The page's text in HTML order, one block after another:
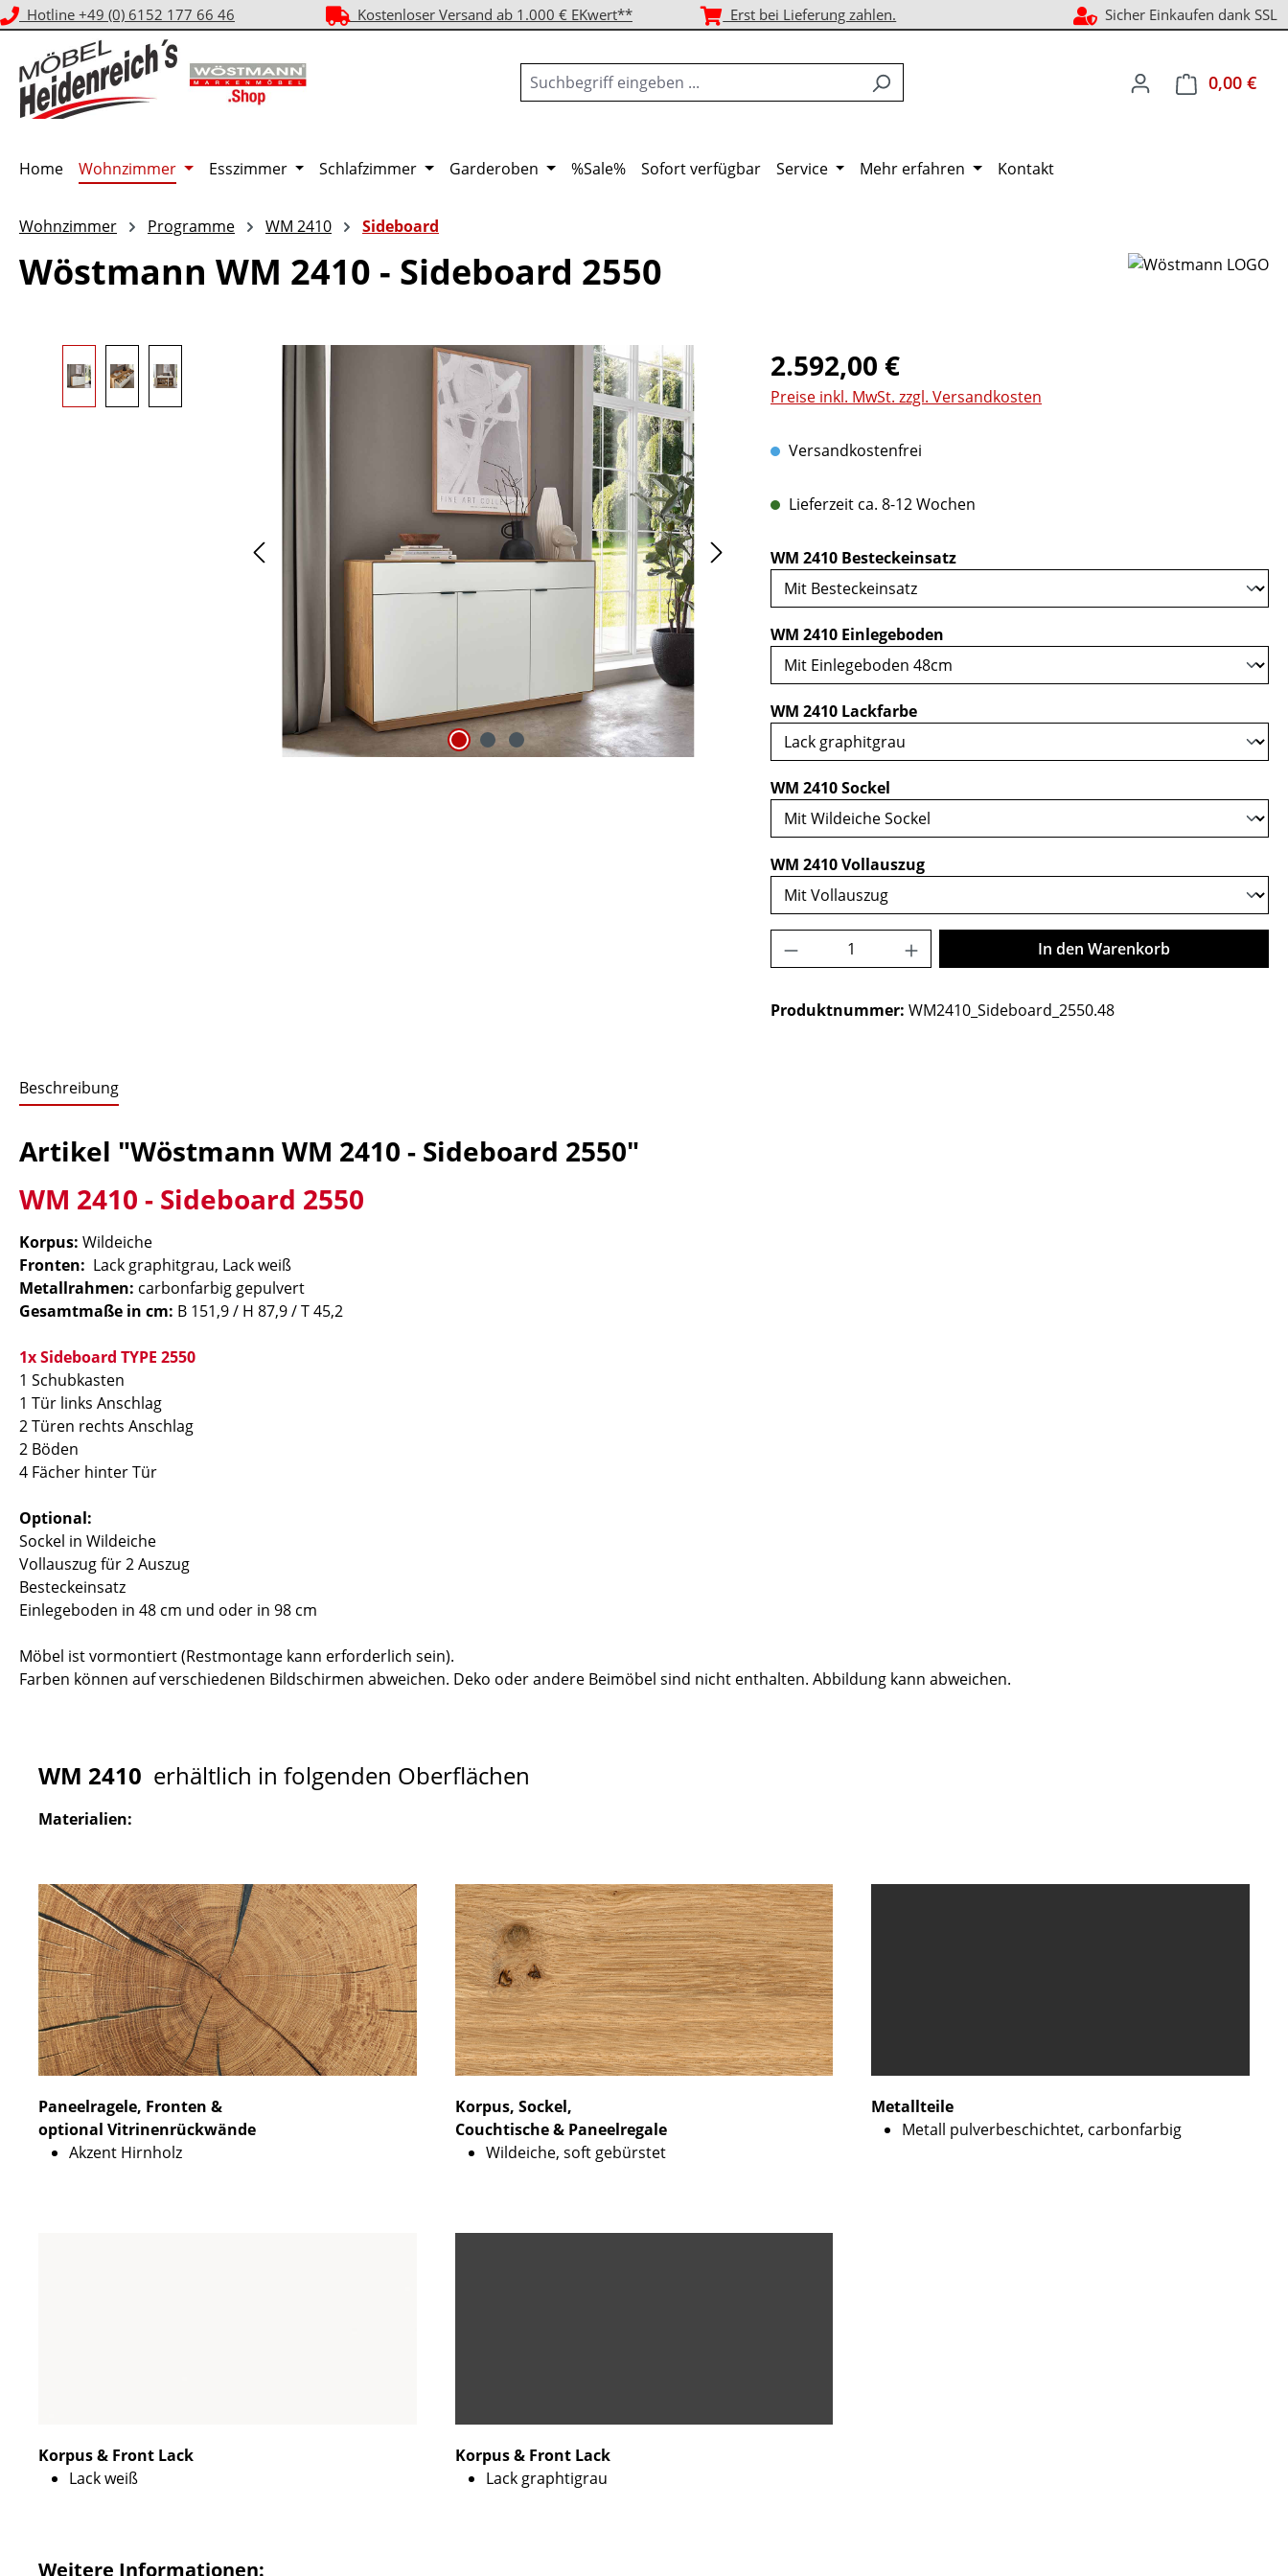
Hauptinhalt springen
Zur Suche springen
Zur Hauptnavigation springen
Hotline +49 (0) 6152 177 66 46 Kostenloser Versand ab 1.000 € EKwert** Erst bei Lieferung zahlen. Sicher Einkaufen dank SSL
0,00 €
Home Wohnzimmer Esszimmer Schlafzimmer Garderoben %Sale% Sofort verfügbar Service Mehr erfahren Kontakt
Wohnzimmer Programme WM 2410 Sideboard
Wöstmann WM 2410 - Sideboard 2550
Regulärer Preis:
2.592,00 €
Preise inkl. MwSt. zzgl. Versandkosten
Versandkostenfrei
Lieferzeit ca. 8-12 Wochen
WM 2410 Besteckeinsatzauswählen
WM 2410 Einlegeboden
WM 2410 Lackfarbeauswählen
WM 2410 Sockel
WM 2410 Vollauszugauswählen
Produkt Anzahl: Gib den gewünschten Wert
In den Warenkorb
Produktnummer: WM2410_Sideboard_2550.48
Beschreibung
Artikel "Wöstmann WM 2410 - Sideboard 2550"
WM 2410 - Sideboard 2550
Korpus: Wildeiche
Fronten: Lack graphitgrau, Lack weiß
Metallrahmen: carbonfarbig gepulvert
Gesamtmaße in cm: B 151,9 / H 87,9 / T 45,2
1x Sideboard TYPE 2550
1 Schubkasten
1 Tür links Anschlag
2 Türen rechts Anschlag
2 Böden
4 Fächer hinter Tür
Optional:
Sockel in Wildeiche
Vollauszug für 2 Auszug
Besteckeinsatz
Einlegeboden in 48 cm und oder in 98 cm
Möbel ist vormontiert (Restmontage kann erforderlich sein).
Farben können auf verschiedenen Bildschirmen abweichen. Deko oder andere Beimöbel sind nicht enthalten. Abbildung kann abweichen.
WM 2410 erhältlich in folgenden Oberflächen
Materialien:
Paneelragele, Fronten &
optional Vitrinenrückwände
Akzent Hirnholz
Korpus, Sockel,
Couchtische & Paneelregale
Wildeiche, soft gebürstet
Metallteile
Metall pulverbeschichtet, carbonfarbig
Korpus & Front Lack
Lack weiß
Korpus & Front Lack
Lack graphtigrau
Weitere Informationen: